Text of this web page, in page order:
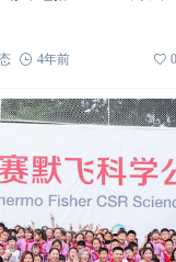
4年前 0